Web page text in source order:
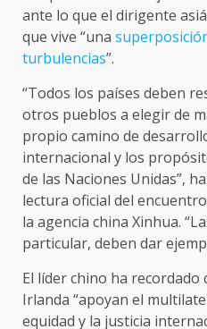
ante lo que el dirigente
que vive “una
turbulencias”.
“Todos los países deben
otros pueblos a elegir de
propio camino de
internacional y los
de las Naciones Unidas”,
lectura oficial del
la agencia china Xinhua.
particular, deben dar
El líder chino ha
Irlanda “apoyan el
equidad y la justicia